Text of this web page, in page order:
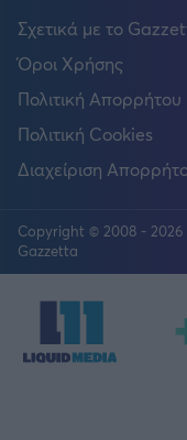
Σχετικά με το
Όροι Χρήσης
Πολιτική Απορρήτου
Πολιτική Cookies
Διαχείριση
Copyright © 2008 - 2026
Gazzetta